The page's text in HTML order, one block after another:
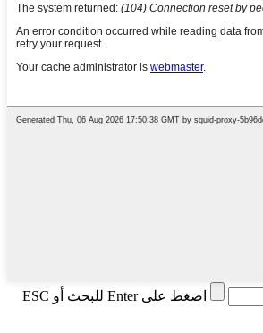
اضغط على Enter للبحث أو ESC